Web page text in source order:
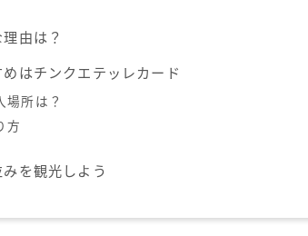
由は？
はチンクエテッレカード
場所は？
方
を観光しよう